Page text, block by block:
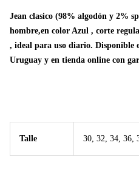
Jean clasico (98% algodón y 2%
hombre,en color Azul , corte
, ideal para uso diario. Disponible
Uruguay y en tienda online con
Talle 30, 32, 34, 36,